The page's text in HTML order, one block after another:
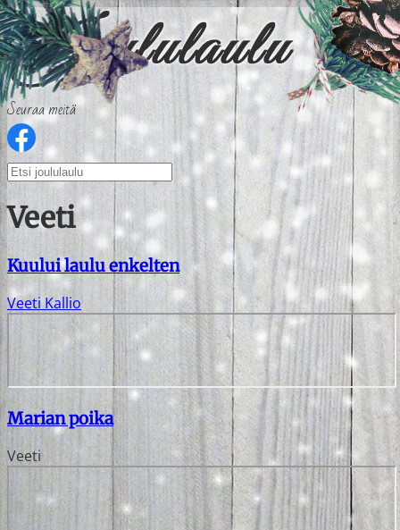
Seuraa meitä
Veeti
Kuului laulu enkelten
Veeti Kallio
Marian poika
Veeti